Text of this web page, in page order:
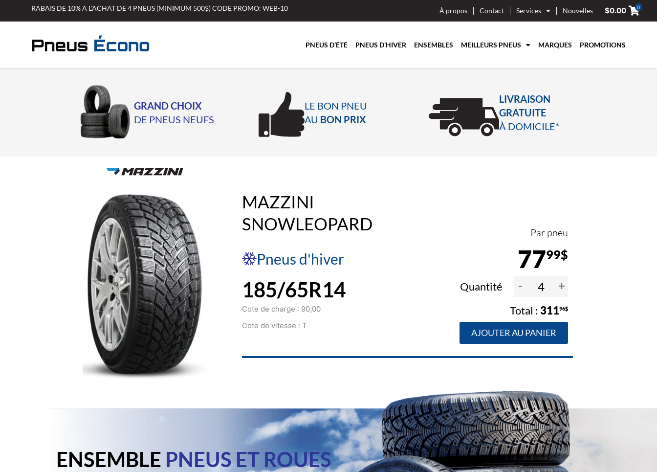
RABAIS DE 10% A L’ACHAT DE 4 PNEUS (MINIMUM 500$) CODE PROMO: WEB-10 À propos Contact Services Nouvelles $0.00 0
PNEUS D’ÉTÉ PNEUS D’HIVER ENSEMBLES MEILLEURS PNEUS MARQUES PROMOTIONS
GRAND CHOIX
DE PNEUS NEUFS
LE BON PNEU
AU BON PRIX
LIVRAISON
GRATUITE
À DOMICILE*
MAZZINI
SNOWLEOPARD
Pneus d'hiver
Par pneu
7799$
185/65R14
Cote de charge : 90,00
Cote de vitesse : T
Quantité - +
31196$
AJOUTER AU PANIER
ENSEMBLE PNEUS ET ROUES